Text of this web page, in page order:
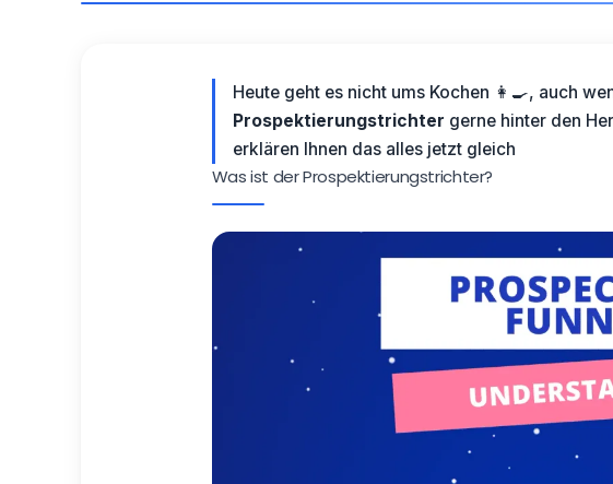
Heute geht es nicht ums Kochen 👩🍳, auch
Prospektierungstrichter gerne hinter den
erklären Ihnen das alles jetzt gleich
Was ist der Prospektierungstrichter?